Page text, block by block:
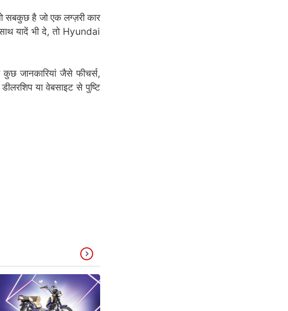
सबकुछ है जो एक लग्ज़री कार
यादें भी दे, तो Hyundai
जानकारियां जैसे फीचर्स,
या वेबसाइट से पुष्टि